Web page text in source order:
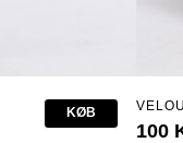
KØB
100